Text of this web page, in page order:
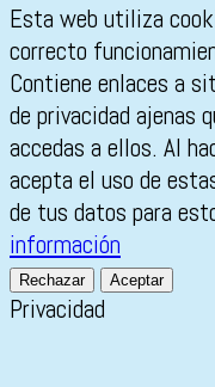
Esta web utiliza
correcto
Contiene enlaces a
de privacidad ajenas
accedas a ellos. Al
acepta el uso de
de tus datos para
información
Rechazar Aceptar
Privacidad